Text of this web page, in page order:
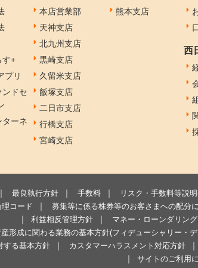
す+
プリ
ンドセ
ターネ
本店営業部
天神支店
北九州支店
黒崎支店
久留米支店
飯塚支店
二日市支店
行橋支店
宮崎支店
熊本支店
西
最良執行方針 手数料 リスク・手数料等説
コード
募集等に係る株券等のお客さまへの配分
利益相反管理方針
マネー・ローンダリン
形成に関わる業務の基本方針(フィデューシャリー・
する基本方針
カスタマーハラスメント対応方針
サイトのご利用